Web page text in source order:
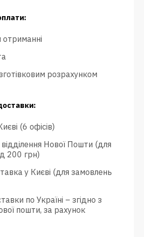
отриманні
розрахунком
(6 офісів)
Нової Пошти (для
200 грн)
у Києві (для замовлень
по Україні – згідно з
пошти, за рахунок